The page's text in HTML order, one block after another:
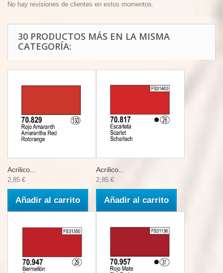
No hay revisiones de clientes en estos momentos.
30 PRODUCTOS MÁS EN LA MISMA
CATEGORÍA:
Acrilico...
2,85 €
Añadir al carrito
Acrilico...
2,85 €
Añadir al carrito